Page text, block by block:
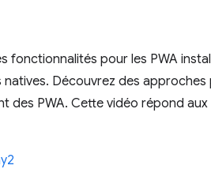
pour les PWA
Découvrez des
des PWA. Cette vidéo répond